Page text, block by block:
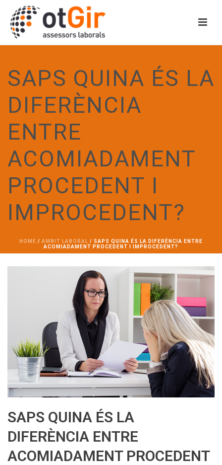
SAPS QUINA ÉS LA
DIFERÈNCIA
ENTRE
ACOMIADAMENT
PROCEDENT I
IMPROCEDENT?
HOME / AMBIT LABORAL / SAPS QUINA ÉS LA DIFERÈNCIA ENTRE
ACOMIADAMENT PROCEDENT I IMPROCEDENT?
SAPS QUINA ÉS LA
DIFERÈNCIA ENTRE
ACOMIADAMENT PROCEDENT